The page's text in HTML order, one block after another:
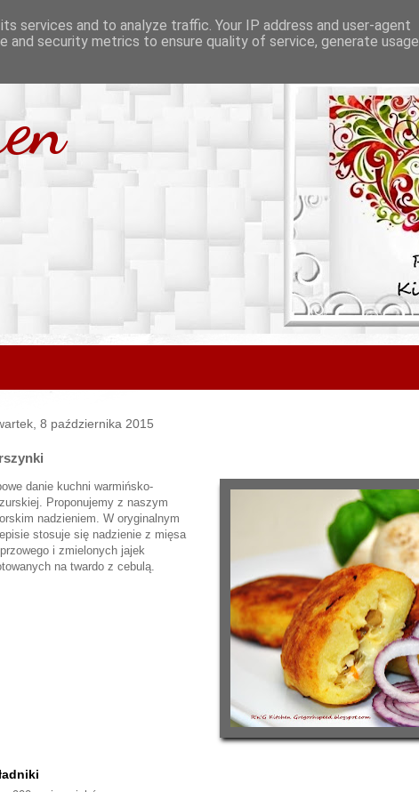
8 października 2015
danie kuchni warmińsko-
Proponujemy z naszym
nadzieniem. W oryginalnym
stosuje się nadzienie z mięsa
i zmielonych jajek
na twardo z cebulą.
services and to analyze traffic. Your IP address and user-agent
and security metrics to ensure quality of service, generate usage